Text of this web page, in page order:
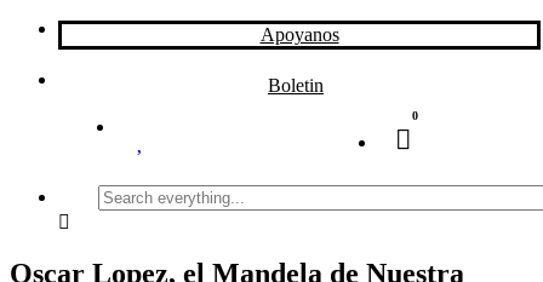
Apoyanos
Boletin
0
Search
everything...
Oscar Lopez, el Mandela de Nuestra